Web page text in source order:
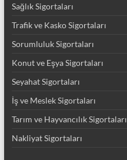
Sağlık Sigortaları
Trafik ve Kasko Sigortaları
Sorumluluk Sigortaları
Konut ve Eşya Sigortaları
Seyahat Sigortaları
İş ve Meslek Sigortaları
Tarım ve Hayvancılık Sigortaları
Nakliyat Sigortaları